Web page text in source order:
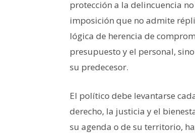
protección a la delincuencia
imposición que no admite
lógica de herencia de
presupuesto y el personal,
su predecesor.
El político debe levantarse
derecho, la justicia y el
su agenda o de su territorio,